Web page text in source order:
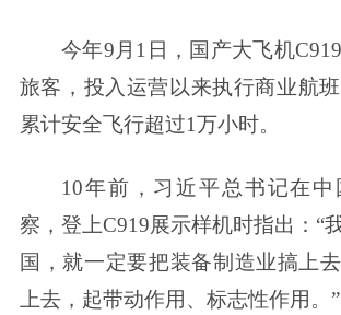
今年9月1日，国产大飞机
旅客，投入运营以来执行商业航班
累计安全飞行超过1万小时。
10年前，习近平总书记在
察，登上C919展示样机时指出：“
国，就一定要把装备制造业搞上
上去，起带动作用、标志性作用。”